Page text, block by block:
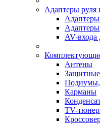
Адаптеры руля
Адаптеры
Адаптеры
AV-входа
Антены
Подиумы,
Карманы
TV-